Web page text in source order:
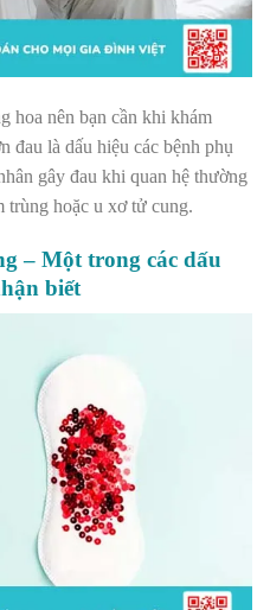
hoa nên bạn cần khi khám
đau là dấu hiệu các bệnh phụ
gây đau khi quan hệ thường
trùng hoặc u xơ tử cung.
– Một trong các dấu
biết